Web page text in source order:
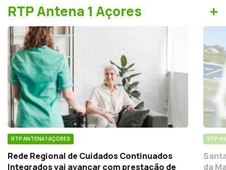
RTP Antena 1 Açores +
RTP ANTENA 1 AÇORES
Rede Regional de Cuidados Continuados
Integrados vai avançar com prestação de
RTP
da